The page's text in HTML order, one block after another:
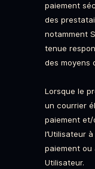
paiement
des
notamment
tenue
des moyens
Lorsque le
un courrier
paiement
l’Utilisateur
paiement ou
Utilisateur.